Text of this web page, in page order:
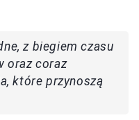
z biegiem czasu
oraz coraz
które przynoszą